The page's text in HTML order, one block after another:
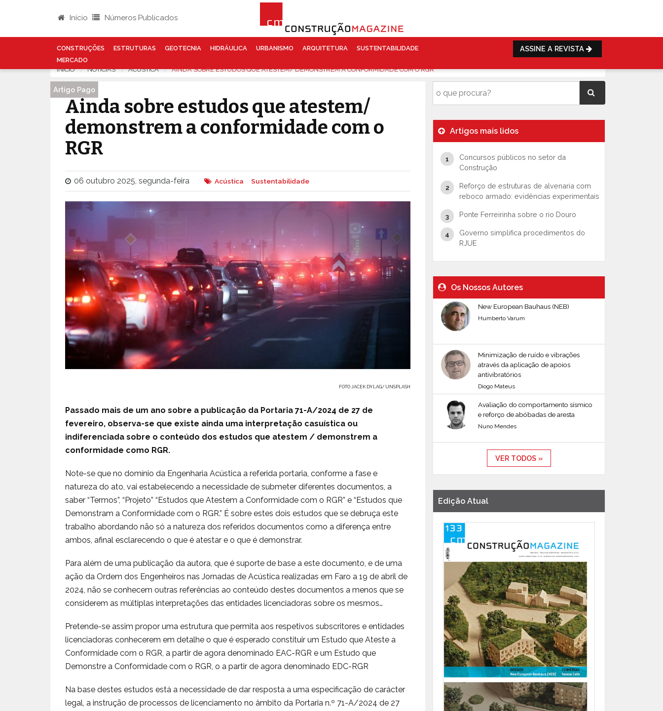
Início Números Publicados
CONSTRUÇÕES ESTRUTURAS GEOTECNIA HIDRÁULICA URBANISMO ARQUITETURA
SUSTENTABILIDADE
MERCADO
ASSINE A REVISTA
INÍCIO NOTÍCIAS ACUSTICA AINDA SOBRE ESTUDOS QUE ATESTEM/ DEMONSTREM A CONFORMIDADE COM O RGR
Ainda sobre estudos que atestem/
demonstrem a conformidade com o
RGR
Artigo Pago
06 outubro 2025, segunda-feira Acústica Sustentabilidade
FOTO JACEK DYLAG/ UNSPLASH
Passado mais de um ano sobre a publicação da Portaria 71-A/2024 de 27 de
fevereiro, observa-se que existe ainda uma interpretação casuística ou
indiferenciada sobre o conteúdo dos estudos que atestem / demonstrem a
conformidade como RGR.
Note-se que no domínio da Engenharia Acústica a referida portaria, conforme a fase e
natureza do ato, vai estabelecendo a necessidade de submeter diferentes documentos, a
saber “Termos”, “Projeto” “Estudos que Atestem a Conformidade com o RGR” e “Estudos que
Demonstram a Conformidade com o RGR.” É sobre estes dois estudos que se debruça este
trabalho abordando não só a natureza dos referidos documentos como a diferença entre
ambos, afinal esclarecendo o que é atestar e o que é demonstrar.
Para além de uma publicação da autora, que é suporte de base a este documento, e de uma
ação da Ordem dos Engenheiros nas Jornadas de Acústica realizadas em Faro a 19 de abril de
2024, não se conhecem outras referências ao conteúdo destes documentos a menos que se
considerem as múltiplas interpretações das entidades licenciadoras sobre os mesmos…
Pretende-se assim propor uma estrutura que permita aos respetivos subscritores e entidades
licenciadoras conhecerem em detalhe o que é esperado constituir um Estudo que Ateste a
Conformidade com o RGR, a partir de agora denominado EAC-RGR e um Estudo que
Demonstre a Conformidade com o RGR, o a partir de agora denominado EDC-RGR
Na base destes estudos está a necessidade de dar resposta a uma especificação de carácter
legal, a instrução de processos de licenciamento no âmbito da Portaria n.º 71-A/2024 de 27
Artigos mais lidos
Concursos públicos no setor da
Construção
Reforço de estruturas de alvenaria com
reboco armado: evidências experimentais
Ponte Ferreirinha sobre o rio Douro
Governo simplifica procedimentos do
RJUE
Os Nossos Autores
New European Bauhaus (NEB)
Humberto Varum
Minimização de ruído e vibrações
através da aplicação de apoios
antivibratórios
Diogo Mateus
Avaliação do comportamento sísmico
e reforço de abóbadas de aresta
Nuno Mendes
VER TODOS »
Edição Atual